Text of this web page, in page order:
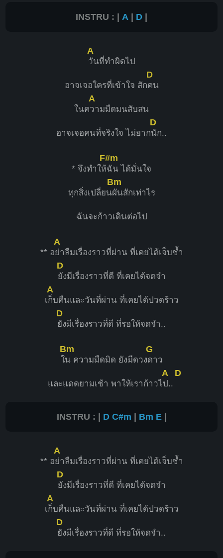
INSTRU : | A | D |
A
วันที่ทำผิดไป
อาจเจอใครที่เข้าใจ สัก
D
คน
ในค
A
วามมืดมนสับสน
อาจเจอคนที่จริงใจ ไม่ยาก
D
นัก..
* จึงทำให้
F#m
ฉัน ได้มั่นใจ
ทุกสิ่งเปลี่ยน
Bm
ผันสักเท่าไร
ฉันจะก้าวเดินต่อไป
** อ
A
ย่าลืมเรื่องราวที่ผ่าน ที่เคยได้เจ็บช้ำ
D
ยังมีเรื่องราวที่ดี ที่เคยได้จดจำ
เ
A
ก็บคืนและวันที่ผ่าน ที่เคยได้ปวดร้าว
D
ยังมีเรื่องราวที่ดี ที่รอให้จดจำ..
ใ
Bm
น ความมืดมิด ยังมีดวง
G
ดาว
และแดดยามเช้า พาให้เราก้าวไ
A
ป..
D
INSTRU : | D C#m | Bm E|
** อ
A
ย่าลืมเรื่องราวที่ผ่าน ที่เคยได้เจ็บช้ำ
D
ยังมีเรื่องราวที่ดี ที่เคยได้จดจำ
เ
A
ก็บคืนและวันที่ผ่าน ที่เคยได้ปวดร้าว
D
ยังมีเรื่องราวที่ดี ที่รอให้จดจำ..